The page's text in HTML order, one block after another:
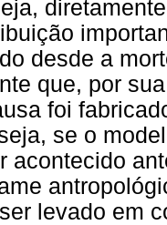
desde a
que, por
foi
se o
acontecido
levado em